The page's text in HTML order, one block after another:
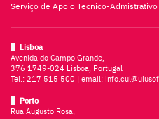
Serviço de Apoio Tecnico-
Lisboa
Avenida do Campo Grande,
376 1749-024 Lisboa, Portugal
Tel.: 217 515 500 | email:
Porto
Rua Augusto Rosa,